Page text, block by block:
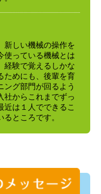
新しい機械の操作を
使っている機械とは
経験で覚えるしかな
ためにも、後輩を育
ング部門が回るよう
社からこれまでずっ
近は１人でできるこ
ところです。